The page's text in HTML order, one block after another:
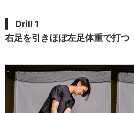
Drill 1
右足を引きほぼ左足体重で打つ